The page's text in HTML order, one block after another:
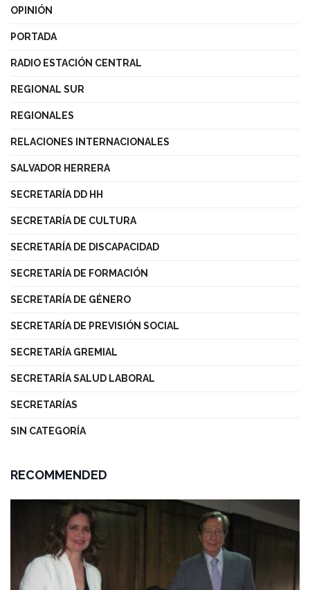
OPINIÓN
PORTADA
RADIO ESTACIÓN CENTRAL
REGIONAL SUR
REGIONALES
RELACIONES INTERNACIONALES
SALVADOR HERRERA
SECRETARÍA DD HH
SECRETARÍA DE CULTURA
SECRETARÍA DE DISCAPACIDAD
SECRETARÍA DE FORMACIÓN
SECRETARÍA DE GÉNERO
SECRETARÍA DE PREVISIÓN SOCIAL
SECRETARÍA GREMIAL
SECRETARÍA SALUD LABORAL
SECRETARÍAS
SIN CATEGORÍA
RECOMMENDED